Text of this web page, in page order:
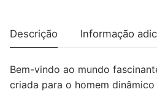
MAN
Descrição Informação
Bem-vindo ao mundo
criada para o homem